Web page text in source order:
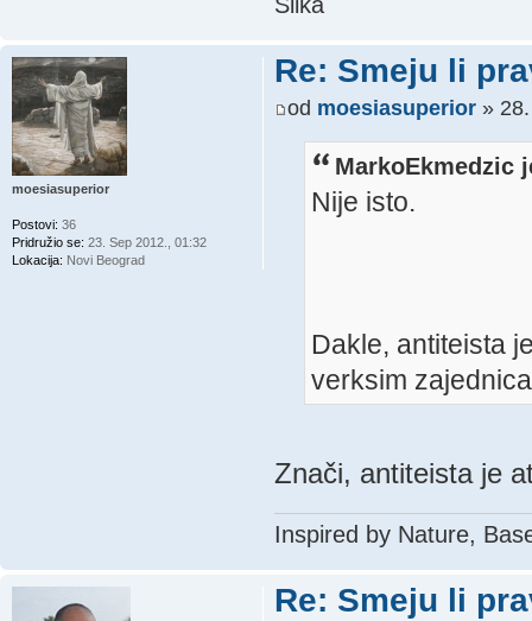
Re: Smeju li
od moesiasuperior» 28.
MarkoEkmedzic
Nije isto.
Dakle, antiteista
verksim
Znači, antiteista je
Inspired by Nature,
moesiasuperior
Postovi: 36
Pridružio se: 23. Sep 2012., 01:32
Lokacija: Novi Beograd
Re: Smeju li